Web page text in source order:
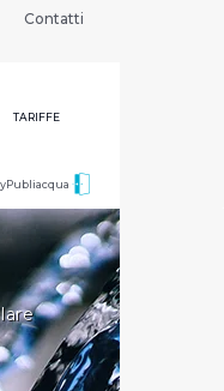
Contatti
TARIFFE